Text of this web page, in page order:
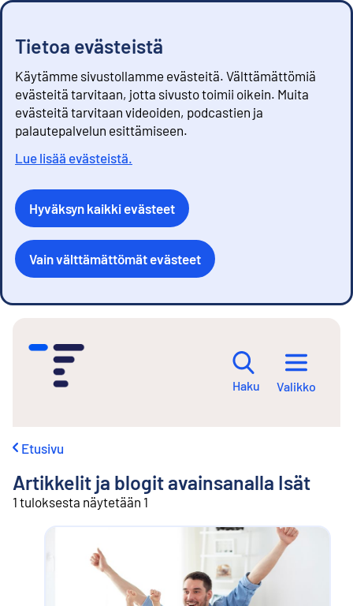
Tietoa evästeistä
Käytämme sivustollamme evästeitä. Välttämättömiä
evästeitä tarvitaan, jotta sivusto toimii oikein. Muita
evästeitä tarvitaan videoiden, podcastien ja
palautepalvelun esittämiseen.
Lue lisää evästeistä.
Hyväksyn kaikki evästeet
Vain välttämättömät evästeet
Haku Valikko
Etusivu
Artikkelit ja blogit avainsanalla Isät
1 tuloksesta näytetään 1